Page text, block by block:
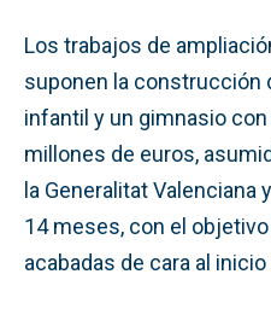
Los trabajos de
suponen la construcción
infantil y un gimnasio con
millones de euros,
la Generalitat Valenciana
14 meses, con el
acabadas de cara al